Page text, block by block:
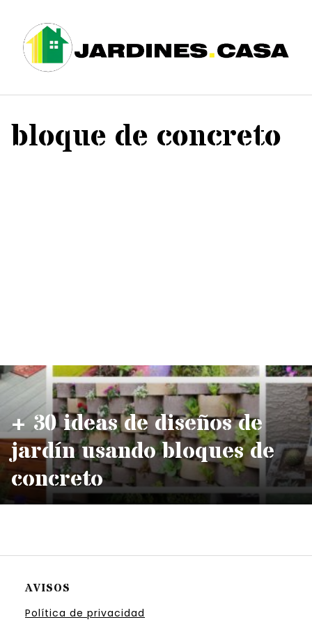
contenido
bloque de concreto
+ 30 ideas de diseños de
jardín usando bloques de
concreto
AVISOS
Política de privacidad